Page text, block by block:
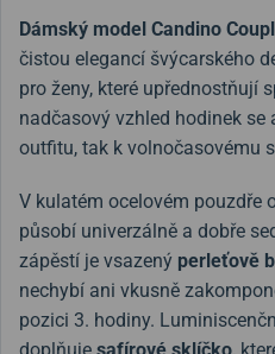
Dámský model Candino
čistou elegancí švýcarského
pro ženy, které upřednostňují
nadčasový vzhled hodinek
outfitu, tak k volnočasovému
V kulatém ocelovém pouzdře
působí univerzálně a dobře
zápěstí je vsazený perleťově
nechybí ani vkusně
pozici 3. hodiny.